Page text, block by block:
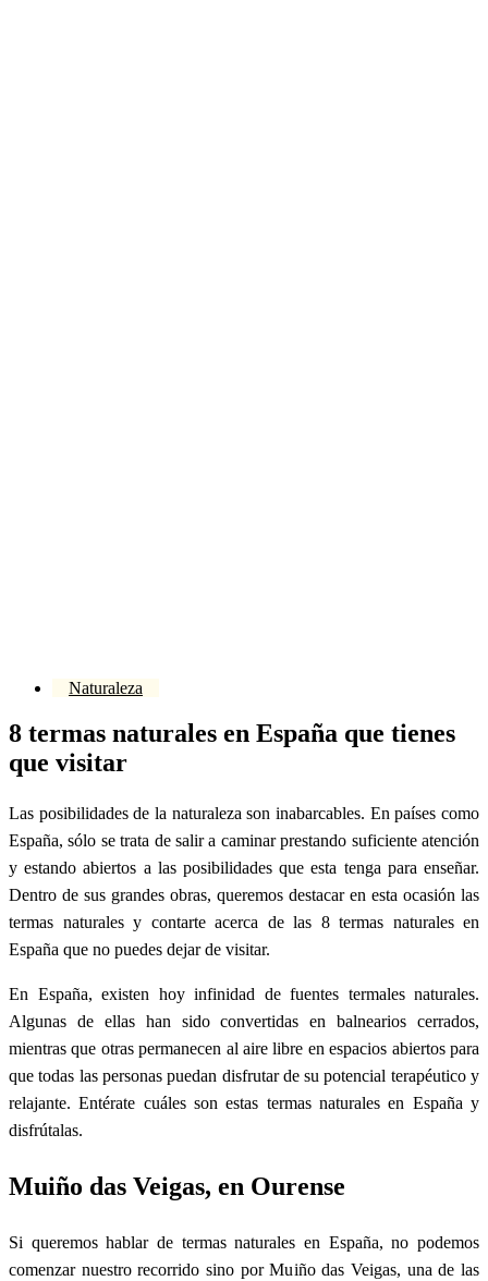
Naturaleza
8 termas naturales en España que tienes
que visitar
Las posibilidades de la naturaleza son inabarcables. En países como
España, sólo se trata de salir a caminar prestando suficiente atención
y estando abiertos a las posibilidades que esta tenga para enseñar.
Dentro de sus grandes obras, queremos destacar en esta ocasión las
termas naturales y contarte acerca de las 8 termas naturales en
España que no puedes dejar de visitar.
En España, existen hoy infinidad de fuentes termales naturales.
Algunas de ellas han sido convertidas en balnearios cerrados,
mientras que otras permanecen al aire libre en espacios abiertos para
que todas las personas puedan disfrutar de su potencial terapéutico y
relajante. Entérate cuáles son estas termas naturales en España y
disfrútalas.
Muiño das Veigas, en Ourense
Si queremos hablar de termas naturales en España, no podemos
comenzar nuestro recorrido sino por Muiño das Veigas, una de las